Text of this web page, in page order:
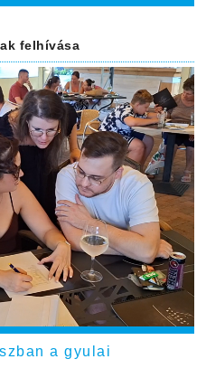
felhívása
a gyulai